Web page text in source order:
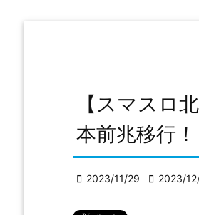
【スマスロ
本前兆移行
 2023/11/29  2023/